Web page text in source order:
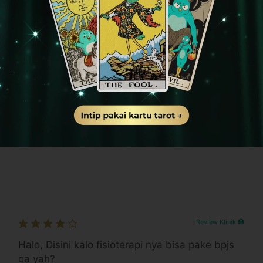
Kelapa Gading​
Kota Jakarta Barat, Daerah Khusus Ibukota
klinik berada setelah melewati Pom Bensin
Review Klinik 🏥
Halo, Disini kalo fisioterapi nya bisa pake bpjs
ga yah?